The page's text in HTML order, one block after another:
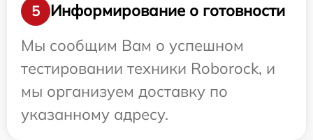
5
Информирование о готовности
Мы сообщим Вам о успешном
тестировании техники Roborock, и
мы организуем доставку по
указанному адресу.